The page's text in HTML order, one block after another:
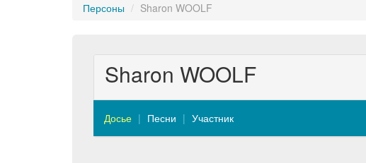
Персоны Sharon WOOLF
Sharon WOOLF
Досье Песни Участник